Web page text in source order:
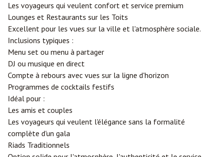
Les voyageurs qui veulent confort et service premium
Lounges et Restaurants sur les Toits
Excellent pour les vues sur la ville et l'atmosphère sociale.
Inclusions typiques :
Menu set ou menu à partager
DJ ou musique en direct
Compte à rebours avec vues sur la ligne d'horizon
Programmes de cocktails festifs
Idéal pour :
Les amis et couples
Les voyageurs qui veulent l'élégance sans la formalité
complète d'un gala
Riads Traditionnels